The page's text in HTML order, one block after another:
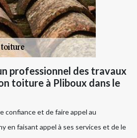
professionnel des travaux
toiture à Pliboux dans le
confiance et de faire appel au
en faisant appel à ses services et de le